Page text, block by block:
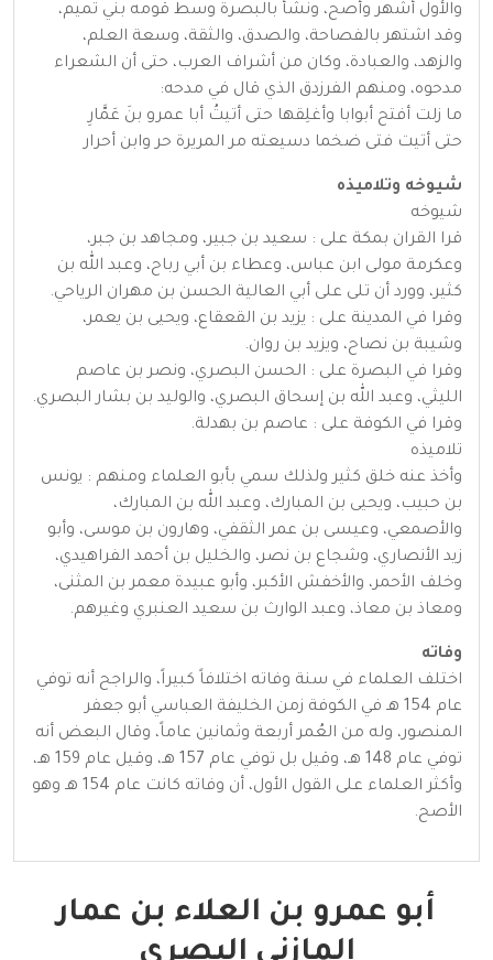
والأول أشهر وأصح، ونشأ بالبصرة وسط قومه بني تميم،
وقد اشتهر بالفصاحة، والصدق، والثقة، وسعة العلم،
والزهد، والعبادة، وكان من أشراف العرب، حتى أن الشعراء
مدحوه، ومنهم الفرزدق الذي قال في مدحه:
ما زلت أفتح أبوابا وأغلِقها حتى أتيتُ أبا عمرو بنَ عَمَّارِ
حتى أتيت فتى ضخما دسيعته مر المريرة حر وابن أحرار
شيوخه وتلاميذه
شيوخه
قرا القران بمكة على : سعيد بن جبير، ومجاهد بن جبر،
وعكرمة مولى ابن عباس، وعطاء بن أبي رباح، وعبد الله بن
كثير، وورد أن تلى على أبي العالية الحسن بن مهران الرياحي.
وقرا في المدينة على : يزيد بن القعقاع، ويحيى بن يعمر،
وشيبة بن نصاح، ويزيد بن روان.
وقرا في البصرة على : الحسن البصري، ونصر بن عاصم
الليثي، وعبد الله بن إسحاق البصري، والوليد بن بشار البصري.
وقرا في الكوفة على : عاصم بن بهدلة.
تلاميذه
وأخذ عنه خلق كثير ولذلك سمي بأبو العلماء ومنهم : يونس
بن حبيب، ويحيى بن المبارك، وعبد الله بن المبارك،
والأصمعي، وعيسى بن عمر الثقفي، وهارون بن موسى، وأبو
زيد الأنصاري، وشجاع بن نصر، والخليل بن أحمد الفراهيدي،
وخلف الأحمر، والأخفش الأكبر، وأبو عبيدة معمر بن المثنى،
ومعاذ بن معاذ، وعبد الوارث بن سعيد العنبري وغيرهم.
وفاته
اختلف العلماء في سنة وفاته اختلافاً كبيراً، والراجح أنه توفي
عام 154 هـ في الكوفة زمن الخليفة العباسي أبو جعفر
المنصور، وله من العُمر أربعة وثمانين عاماً، وقال البعض أنه
توفي عام 148 هـ، وقيل بل توفي عام 157 هـ، وقيل عام 159 هـ،
وأكثر العلماء على القول الأول، أن وفاته كانت عام 154 هـ وهو
الأصح.
أبو عمرو بن العلاء بن عمار